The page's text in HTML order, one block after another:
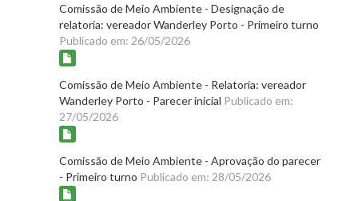
Comissão de Meio Ambiente - Designação de
relatoria: vereador Wanderley Porto - Primeiro turno
Publicado em: 26/05/2026
Comissão de Meio Ambiente - Relatoria: vereador
Wanderley Porto - Parecer inicial Publicado em:
27/05/2026
Comissão de Meio Ambiente - Aprovação do parecer
- Primeiro turno Publicado em: 28/05/2026